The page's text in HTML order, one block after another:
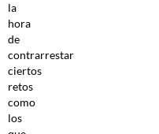
la
hora
de
contrarrestar
ciertos
retos
como
los